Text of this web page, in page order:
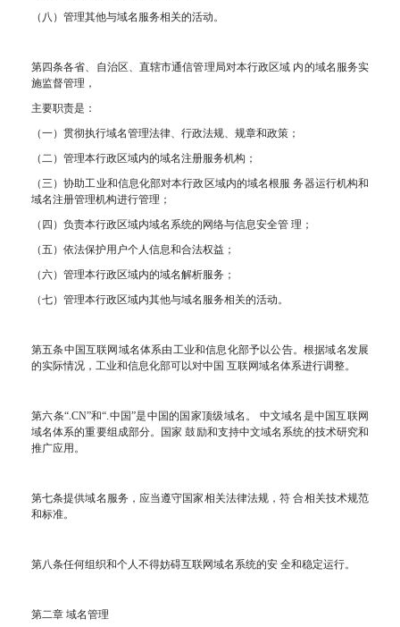
（八）管理其他与域名服务相关的活动。
第四条各省、自治区、直辖市通信管理局对本行政区域 内的域名服务实
施监督管理，
主要职责是：
（一）贯彻执行域名管理法律、行政法规、规章和政策；
（二）管理本行政区域内的域名注册服务机构；
（三）协助工业和信息化部对本行政区域内的域名根服 务器运行机构和
域名注册管理机构进行管理；
（四）负责本行政区域内域名系统的网络与信息安全管 理；
（五）依法保护用户个人信息和合法权益；
（六）管理本行政区域内的域名解析服务；
（七）管理本行政区域内其他与域名服务相关的活动。
第五条中国互联网域名体系由工业和信息化部予以公告。根据域名发展
的实际情况，工业和信息化部可以对中国 互联网域名体系进行调整。
第六条“.CN”和“.中国”是中国的国家顶级域名。 中文域名是中国互联网
域名体系的重要组成部分。国家 鼓励和支持中文域名系统的技术研究和
推广应用。
第七条提供域名服务，应当遵守国家相关法律法规，符 合相关技术规范
和标准。
第八条任何组织和个人不得妨碍互联网域名系统的安 全和稳定运行。
第二章 域名管理